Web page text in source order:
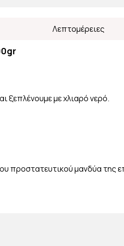
Λεπτομέρειες
ξεπλένουμε με χλιαρό νερό.
προστατευτικού μανδύα της